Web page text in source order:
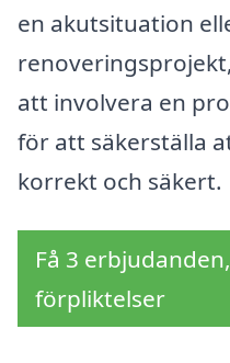
en akutsituation
att involvera en
för att säkerställa
korrekt och säkert.
Få 3
förpliktelser